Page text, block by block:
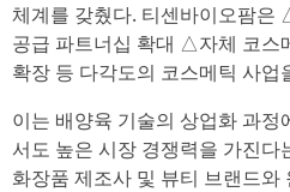
체계를 갖췄다. 티센바이오팜은
공급 파트너십 확대 △자체 코스
확장 등 다각도의 코스메틱 사업
이는 배양육 기술의 상업화 과
서도 높은 시장 경쟁력을 가진
화장품 제조사 및 뷰티 브랜드